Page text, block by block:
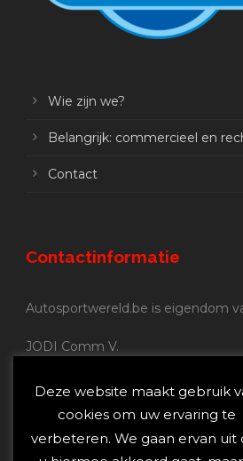
Wie zijn we?
Belangrijk: commercieel en
Contact
Contactinformatie
Autosportwereld.be is eigendom
JODI Comm V.
Nijverheidsstraat 70
2160 Wommelgem
Autosportwereld.be:
Deze website maakt gebruik
cookies om uw ervaring te
verbeteren. We gaan ervan uit